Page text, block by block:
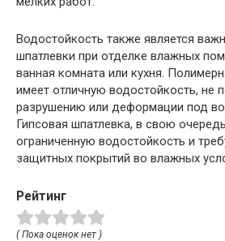
Водостойкость также является
шпатлевки при отделке влажных
ванная комната или кухня.
имеет отличную водостойкость, не
разрушению или деформации под
Гипсовая шпатлевка, в свою
ограниченную водостойкость и
защитных покрытий во влажных
Рейтинг
( Пока оценок нет )